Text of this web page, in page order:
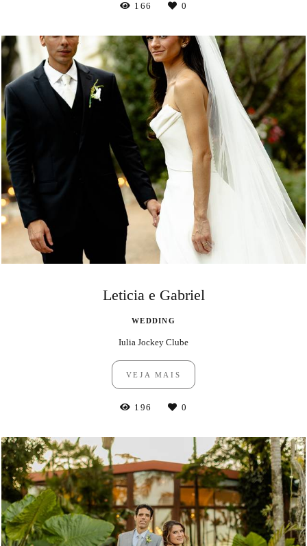
166 0
Leticia e Gabriel
WEDDING
Iulia Jockey Clube
VEJA MAIS
196 0